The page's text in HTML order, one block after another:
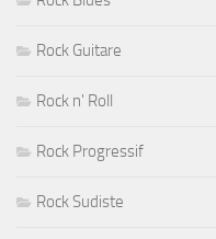
Rock Guitare
Rock n' Roll
Rock Progressif
Rock Sudiste